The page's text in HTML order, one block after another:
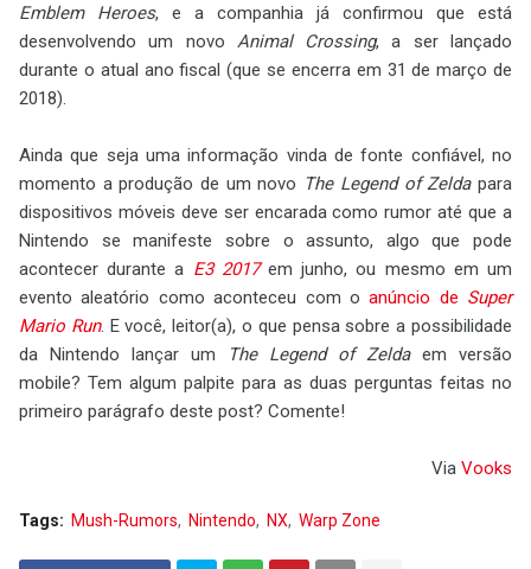
Emblem Heroes, e a companhia já confirmou que está
desenvolvendo um novo Animal Crossing, a ser lançado
durante o atual ano fiscal (que se encerra em 31 de março de
2018).
Ainda que seja uma informação vinda de fonte confiável, no
momento a produção de um novo The Legend of Zeldapara
dispositivos móveis deve ser encarada como rumor até que a
Nintendo se manifeste sobre o assunto, algo que pode
acontecer durante a E3 2017em junho, ou mesmo em um
evento aleatório como aconteceu com oanúncio de Super
Mario Run. E você, leitor(a), o que pensa sobre a possibilidade
da Nintendo lançar um
The Legend of Zeldaem versão
mobile? Tem algum palpite para as duas perguntas feitas no
primeiro parágrafo deste post? Comente!
Via Vooks
Tags: Mush-Rumors Nintendo NX Warp Zone